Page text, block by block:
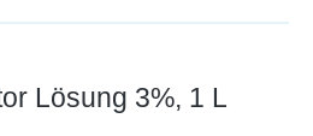
Lösung 3%, 1 L